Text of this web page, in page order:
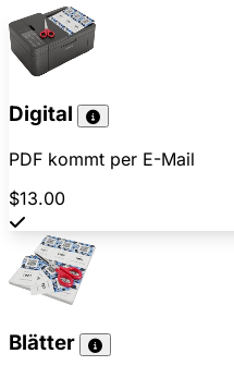
Digital
PDF kommt per E-Mail
$13.00
Blätter